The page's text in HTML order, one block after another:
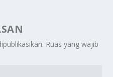
Ruas yang wajib